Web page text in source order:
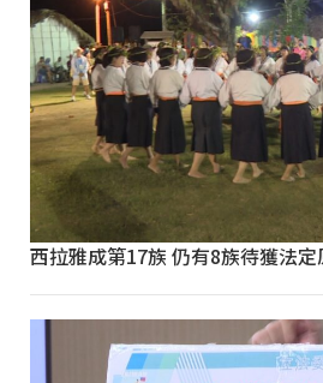
西拉雅成第17族 仍有8族待獲法